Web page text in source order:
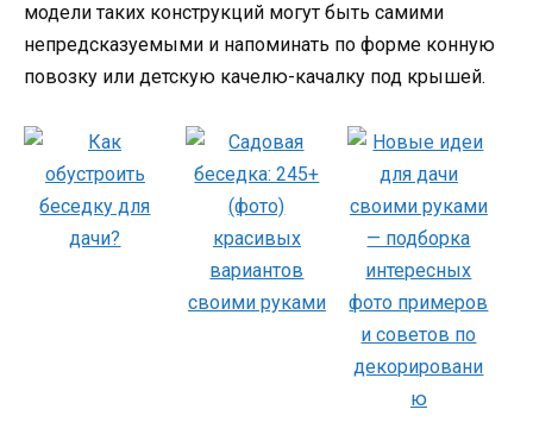
модели таких конструкций могут быть самими
непредсказуемыми и напоминать по форме конную
повозку или детскую качелю-качалку под крышей.